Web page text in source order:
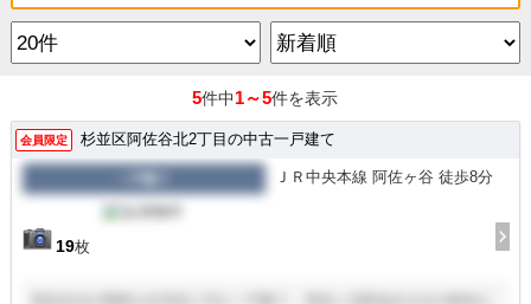
5件中1～5件を表示
会員限定 杉並区阿佐谷北2丁目の中古一戸建て
19枚
ＪＲ中央本線 阿佐ヶ谷 徒歩8分